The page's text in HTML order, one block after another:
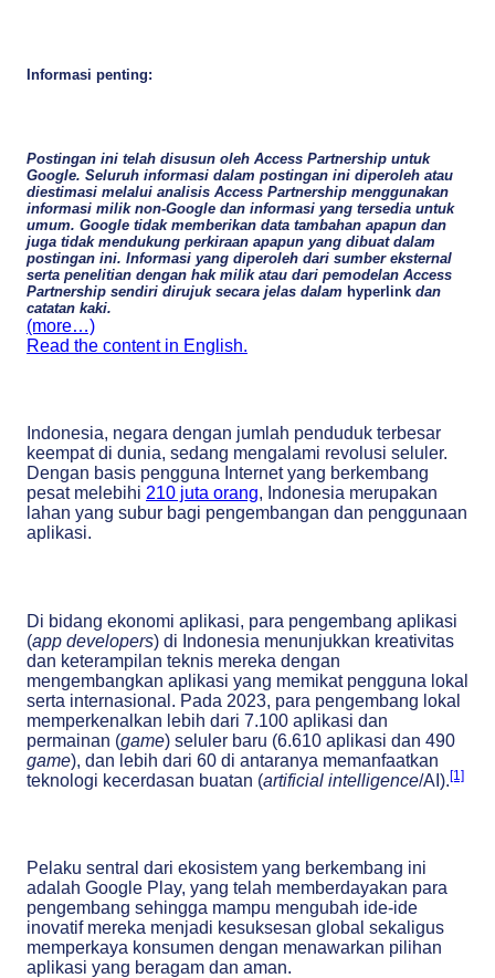
Informasi penting:
Postingan ini telah disusun oleh Access Partnership untuk
Google. Seluruh informasi dalam postingan ini diperoleh atau
diestimasi melalui analisis Access Partnership menggunakan
informasi milik non-Google dan informasi yang tersedia untuk
umum. Google tidak memberikan data tambahan apapun dan
juga tidak mendukung perkiraan apapun yang dibuat dalam
postingan ini. Informasi yang diperoleh dari sumber eksternal
serta penelitian dengan hak milik atau dari pemodelan Access
Partnership sendiri dirujuk secara jelas dalam hyperlink dan
catatan kaki.
(more…)
Read the content in English.
Indonesia, negara dengan jumlah penduduk terbesar
keempat di dunia, sedang mengalami revolusi seluler.
Dengan basis pengguna Internet yang berkembang
pesat melebihi 210 juta orang, Indonesia merupakan
lahan yang subur bagi pengembangan dan penggunaan
aplikasi.
Di bidang ekonomi aplikasi, para pengembang aplikasi
(app developers) di Indonesia menunjukkan kreativitas
dan keterampilan teknis mereka dengan
mengembangkan aplikasi yang memikat pengguna lokal
serta internasional. Pada 2023, para pengembang lokal
memperkenalkan lebih dari 7.100 aplikasi dan
permainan (game) seluler baru (6.610 aplikasi dan 490
game), dan lebih dari 60 di antaranya memanfaatkan
teknologi kecerdasan buatan (artificial intelligence/AI).[1]
Pelaku sentral dari ekosistem yang berkembang ini
adalah Google Play, yang telah memberdayakan para
pengembang sehingga mampu mengubah ide-ide
inovatif mereka menjadi kesuksesan global sekaligus
memperkaya konsumen dengan menawarkan pilihan
aplikasi yang beragam dan aman.